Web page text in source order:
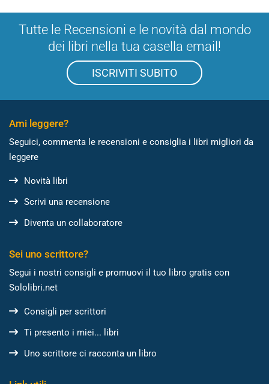
Tutte le Recensioni e le novità dal mondo
dei libri nella tua casella email!
ISCRIVITI SUBITO
Ami leggere?
Seguici, commenta le recensioni e consiglia i libri migliori da
leggere
Novità libri
Scrivi una recensione
Diventa un collaboratore
Sei uno scrittore?
Segui i nostri consigli e promuovi il tuo libro gratis con
Sololibri.net
Consigli per scrittori
Ti presento i miei... libri
Uno scrittore ci racconta un libro